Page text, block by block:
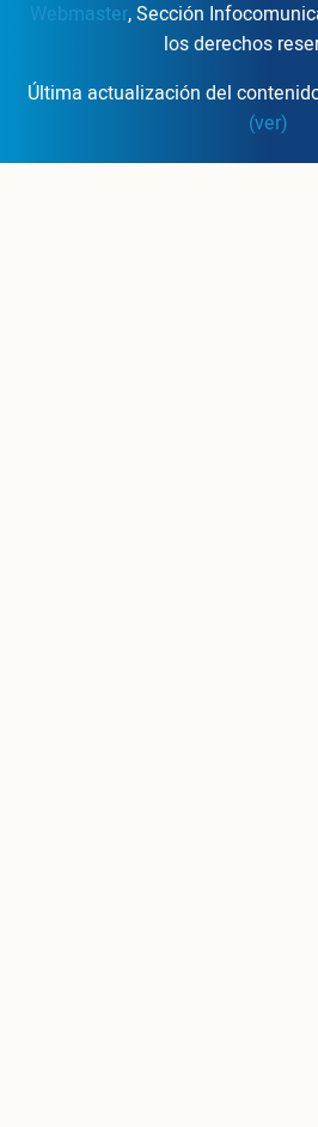
Webmaster, Sección
los derechos
Última actualización del
(ver)